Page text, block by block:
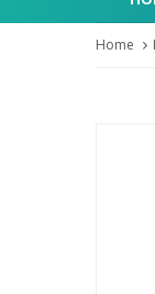
Home